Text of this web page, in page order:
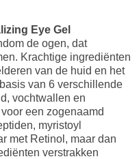
Eye Gel
de ogen, dat
Krachtige ingrediënten
van de huid en het
van 6 verschillende
vochtwallen en
een zogenaamd
myristoyl
met Retinol, maar dan
verstrakken